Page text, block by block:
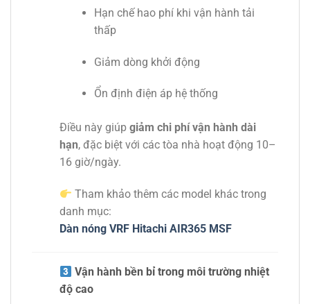
Hạn chế hao phí khi vận hành tải
thấp
Giảm dòng khởi động
Ổn định điện áp hệ thống
Điều này giúp giảm chi phí vận hành dài
hạn, đặc biệt với các tòa nhà hoạt động 10–
16 giờ/ngày.
Tham khảo thêm các model khác trong
danh mục:
Dàn nóng VRF Hitachi AIR365 MSF
Vận hành bền bỉ trong môi trường nhiệt
độ cao